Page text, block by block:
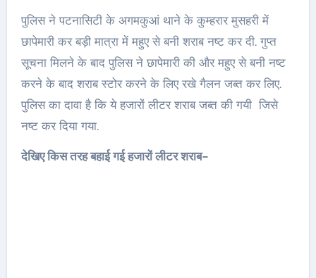
पुलिस ने पटनासिटी के अगमकुआं थाने के कुम्हरार मुसहरी में
छापेमारी कर बड़ी मात्रा में महुए से बनी शराब नष्ट कर दी. गुप्त
सूचना मिलने के बाद पुलिस ने छापेमारी की और महुए से बनी नष्ट
करने के बाद शराब स्टोर करने के लिए रखे गैलन जब्त कर लिए.
पुलिस का दावा है कि ये हजारों लीटर शराब जब्त की गयी जिसे
नष्ट कर दिया गया.
देखिए किस तरह बहाई गई हजारों लीटर शराब-